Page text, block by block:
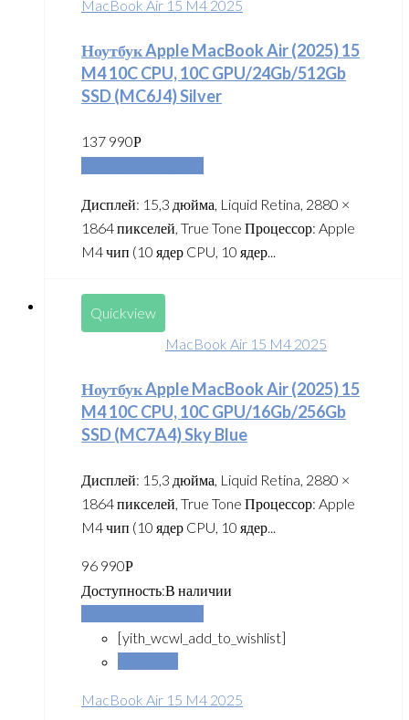
MacBook Air 15 M4 2025
Ноутбук Apple MacBook Air (2025) 15
M4 10C CPU, 10C GPU/24Gb/512Gb
SSD (MC6J4) Silver
137 990Р
Дисплей: 15,3 дюйма, Liquid Retina, 2880 ×
1864 пикселей, True Tone Процессор: Apple
M4 чип (10 ядер CPU, 10 ядер...
Quickview
MacBook Air 15 M4 2025
Ноутбук Apple MacBook Air (2025) 15
M4 10C CPU, 10C GPU/16Gb/256Gb
SSD (MC7A4) Sky Blue
Дисплей: 15,3 дюйма, Liquid Retina, 2880 ×
1864 пикселей, True Tone Процессор: Apple
M4 чип (10 ядер CPU, 10 ядер...
96 990Р
Доступность:В наличии
[yith_wcwl_add_to_wishlist]
MacBook Air 15 M4 2025